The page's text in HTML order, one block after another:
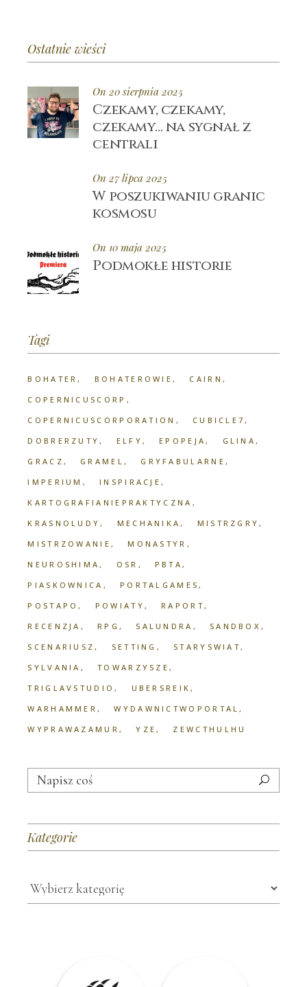
Ostatnie wieści
On 20 sierpnia 2025
Czekamy, czekamy,
czekamy… na sygnał z
centrali
On 27 lipca 2025
W poszukiwaniu granic
kosmosu
On 10 maja 2025
Podmokłe historie
Tagi
BOHATER BOHATEROWIE
CAIRN
COPERNICUSCORP
COPERNICUSCORPORATION
CUBICLE7
DOBRERZUTY
ELFY EPOPEJA
GLINA
GRACZ
GRAMEL
GRYFABULARNE
IMPERIUM
INSPIRACJE
KARTOGRAFIANIEPRAKTYCZNA
KRASNOLUDY
MECHANIKA
MISTRZGRY
MISTRZOWANIE
MONASTYR
NEUROSHIMA
OSR
PBTA
PIASKOWNICA
PORTALGAMES
POSTAPO
POWIATY
RAPORT
RECENZJA
RPG SALUNDRA
SANDBOX
SCENARIUSZ
SETTING
STARYSWIAT
SYLVANIA
TOWARZYSZE
TRIGLAVSTUDIO
UBERSREIK
WARHAMMER
WYDAWNICTWOPORTAL
WYPRAWAZAMUR
YZE ZEWCTHULHU
Search
for:
Kategorie